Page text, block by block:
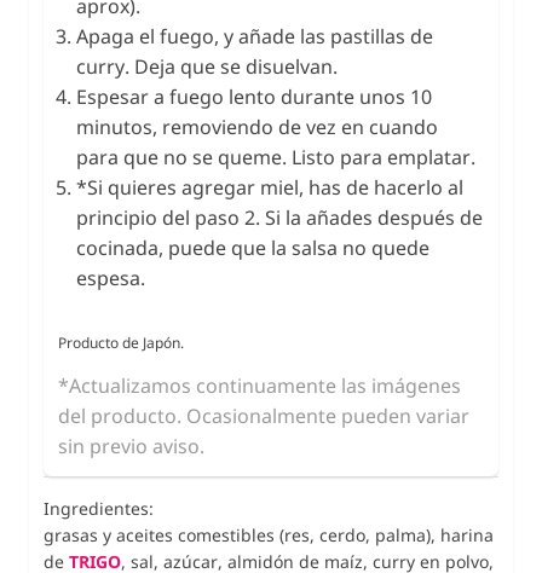
aprox).
Apaga el fuego, y añade las pastillas de
curry. Deja que se disuelvan.
Espesar a fuego lento durante unos 10
minutos, removiendo de vez en cuando
para que no se queme. Listo para emplatar.
*Si quieres agregar miel, has de hacerlo al
principio del paso 2. Si la añades después de
cocinada, puede que la salsa no quede
espesa.
Producto de Japón.
*Actualizamos continuamente las imágenes
del producto. Ocasionalmente pueden variar
sin previo aviso.
Ingredientes:
grasas y aceites comestibles (res, cerdo, palma), harina
de TRIGO, sal, azúcar, almidón de maíz, curry en polvo,